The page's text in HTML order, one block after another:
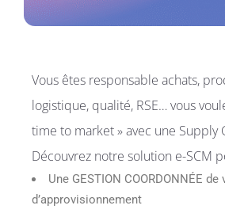
Vous êtes responsable achats,
logistique, qualité, RSE… vous
time to market » avec une Supply
Découvrez notre solution e-SCM
Une GESTION COORDONNÉE
d’approvisionnement